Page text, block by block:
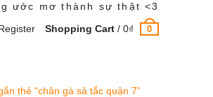
ước mơ thành sự thật <3
Shopping Cart /0₫ 0
thẻ “chân gà sả tắc quận 7”